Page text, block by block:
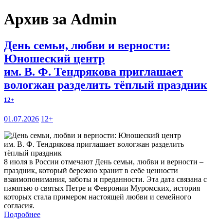
Архив за Admin
День семьи, любви и верности:
Юношеский центр
им. В. Ф. Тендрякова приглашает
вологжан разделить тёплый праздник
12+
01.07.2026 12+
8 июля в России отмечают День семьи, любви и верности –
праздник, который бережно хранит в себе ценности
взаимопонимания, заботы и преданности. Эта дата связана с
памятью о святых Петре и Февронии Муромских, история
которых стала примером настоящей любви и семейного
согласия.
Подробнее